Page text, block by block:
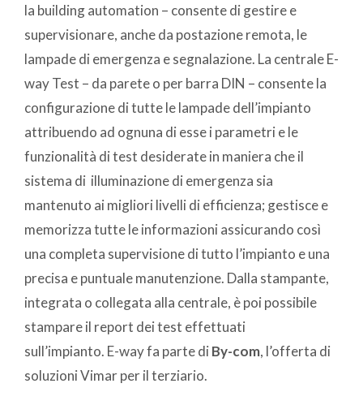
la building automation – consente di gestire e
supervisionare, anche da postazione remota, le
lampade di emergenza e segnalazione. La centrale E-
way Test – da parete o per barra DIN – consente la
configurazione di tutte le lampade dell’impianto
attribuendo ad ognuna di esse i parametri e le
funzionalità di test desiderate in maniera che il
sistema di illuminazione di emergenza sia
mantenuto ai migliori livelli di efficienza; gestisce e
memorizza tutte le informazioni assicurando così
una completa supervisione di tutto l’impianto e una
precisa e puntuale manutenzione. Dalla stampante,
integrata o collegata alla centrale, è poi possibile
stampare il report dei test effettuati
sull’impianto. E-way fa parte di By-com, l’offerta di
soluzioni Vimar per il terziario.